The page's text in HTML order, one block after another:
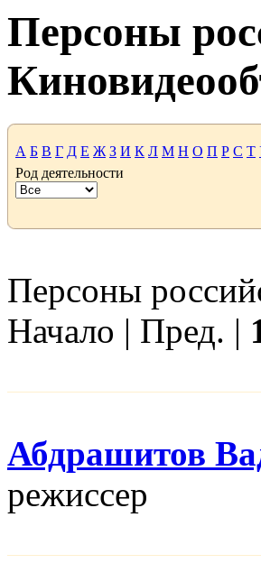
Персоны
А Б В Г Д Е Ж З И К Л М Н О П Р С Т
Род деятельности
Персоны
Начало | Пред. |
Абдрашитов
режисcер